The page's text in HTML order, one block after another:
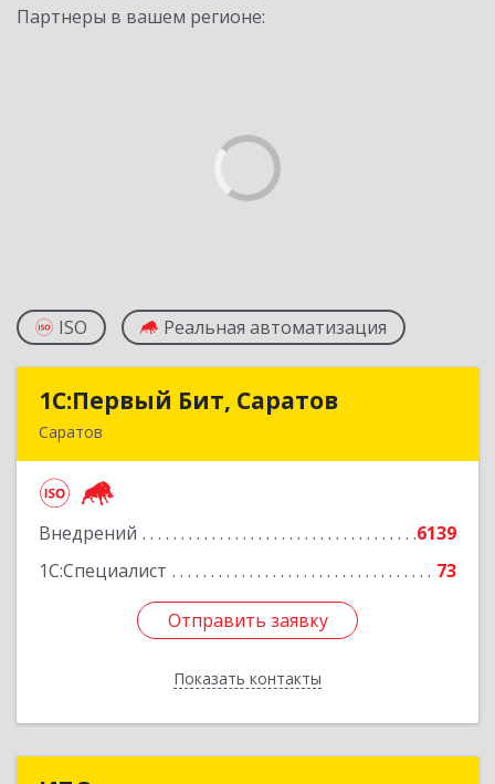
Партнеры в вашем регионе:
ISO Реальная автоматизация
1С:Первый Бит, Саратов
Саратов
Внедрений
6139
1С:Специалист
73
Отправить заявку
Показать контакты
1С:Первый Бит, Саратов
Подробнее
Отправить заявку
Назад